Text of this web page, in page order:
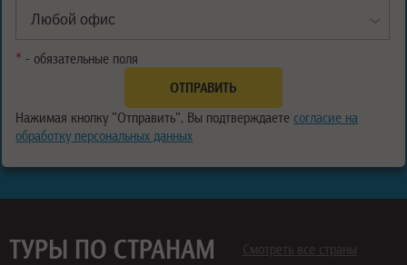
* - обязательные поля
Нажимая кнопку "Отправить", Вы подтверждаете согласие на
обработку персональных данных
ТУРЫ ПО СТРАНАМ Смотреть все страны